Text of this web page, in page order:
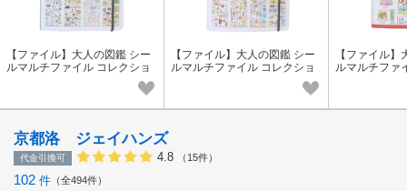
【ファイル】大人の図鑑 シー
ルマルチファイル コレクショ
【ファイル】大人の図鑑 シー
ルマルチファイル コレクショ
【ファイル
ルマルチファ
京都洛 ジェイハンズ
代金引換可 4.8 （15件）
102 件 全494件